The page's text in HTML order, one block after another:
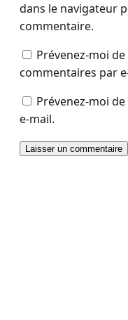
dans le navigateur
commentaire.
Prévenez-moi
commentaires par
Prévenez-moi
e-mail.